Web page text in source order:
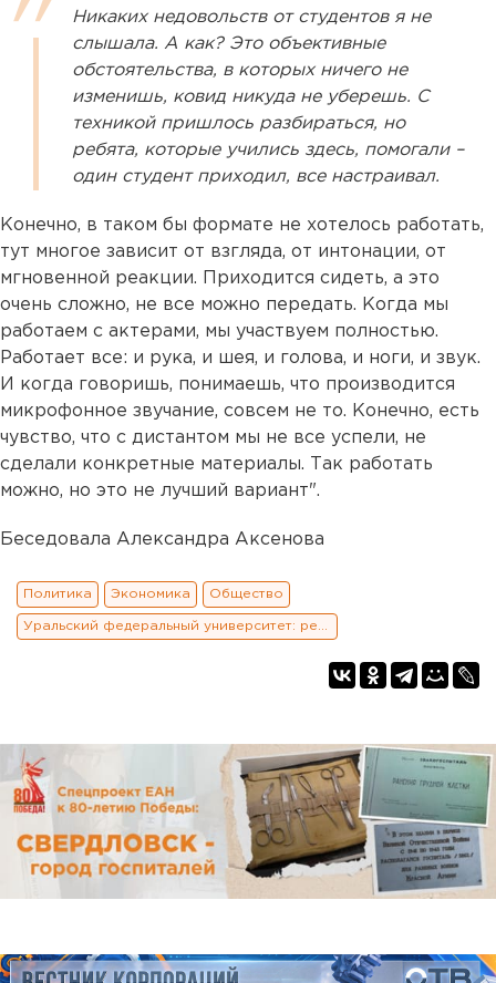
Никаких недовольств от студентов я не
слышала. А как? Это объективные
обстоятельства, в которых ничего не
изменишь, ковид никуда не уберешь. С
техникой пришлось разбираться, но
ребята, которые учились здесь, помогали –
один студент приходил, все настраивал.
Конечно, в таком бы формате не хотелось работать,
тут многое зависит от взгляда, от интонации, от
мгновенной реакции. Приходится сидеть, а это
очень сложно, не все можно передать. Когда мы
работаем с актерами, мы участвуем полностью.
Работает все: и рука, и шея, и голова, и ноги, и звук.
И когда говоришь, понимаешь, что производится
микрофонное звучание, совсем не то. Конечно, есть
чувство, что с дистантом мы не все успели, не
сделали конкретные материалы. Так работать
можно, но это не лучший вариант".
Беседовала Александра Аксенова
Политика Экономика Общество